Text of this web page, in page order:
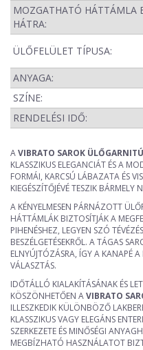
MOZGATHATÓ HÁTTÁMLA
HÁTRA:
ÜLŐFELÜLET TÍPUSA:
ANYAGA:
SZÍNE:
RENDELÉSI IDŐ:
AVIBRATO SAROK
KLASSZIKUS ELEGANCIÁT ÉS A
FORMÁI, KARCSÚ LÁBAZATA ÉS
KIEGÉSZÍTŐJÉVÉ TESZIK BÁRMELY
A KÉNYELMESEN PÁRNÁZOTT
HÁTTÁMLÁK BIZTOSÍTJÁK A
PIHENÉSHEZ, LEGYEN SZÓ
BESZÉLGETÉSEKRŐL. A TÁGAS
ELNYÚJTÓZÁSRA, ÍGY A KANAPÉ
VÁLASZTÁS.
IDŐTÁLLÓ KIALAKÍTÁSÁNAK ÉS
KÖSZÖNHETŐEN AVIBRATO
ILLESZKEDIK KÜLÖNBÖZŐ
KLASSZIKUS VAGY ELEGÁNS
SZERKEZETE ÉS MINŐSÉGI
MEGBÍZHATÓ HASZNÁLATOT